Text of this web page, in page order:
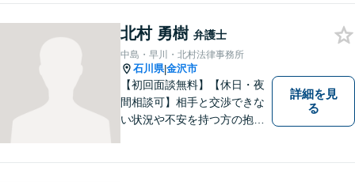
北村 勇樹 弁護士
中島・早川・北村法律事務所
石川県|金沢市
【初回面談無料】【休日・夜
間相談可】相手と交渉できな
い状況や不安を持つ方の抱え
詳細を見
る